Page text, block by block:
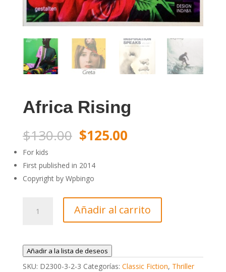
Africa Rising
$130.00 El
original
era:
$130.00.
$125.00El
es:
$125.00.
For kids
First published in 2014
Copyright by Wpbingo
Rising
Añadir al carrito
Añadir a la lista de deseos
SKU: D2300-3-2-3 Categorías: Classic Fiction, Thriller